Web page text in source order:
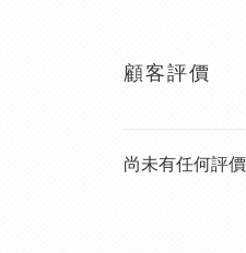
顧客評價
尚未有任何評價